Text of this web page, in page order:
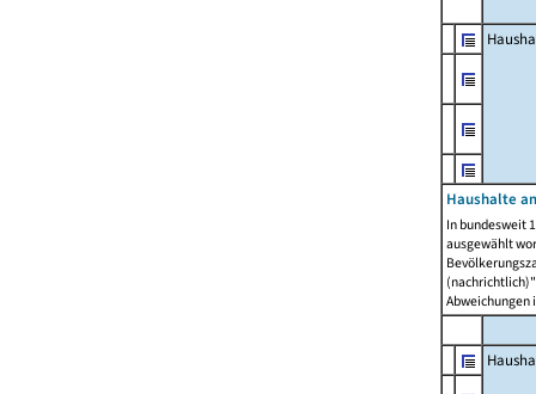
Haushalte
In bundesweit
ausgewählt
Abweichungen